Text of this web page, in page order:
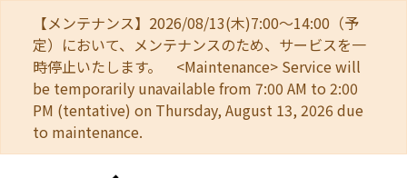
【メンテナンス】2026/08/13(木)7:00～14:00（予
定）において、メンテナンスのため、サービスを一
時停止いたします。 <Maintenance> Service will
be temporarily unavailable from 7:00 AM to 2:00
PM (tentative) on Thursday, August 13, 2026 due
to maintenance.